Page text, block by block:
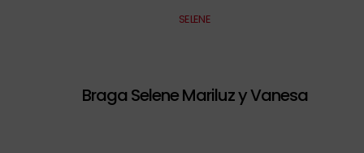
SELENE
Braga Selene Mariluz y Vanesa